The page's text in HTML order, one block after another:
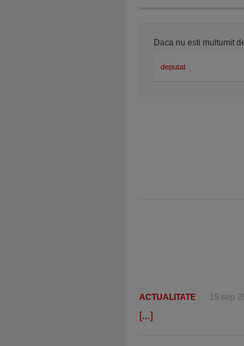
Daca nu esti multumit
ACTUALITATE 19 sep
[...]